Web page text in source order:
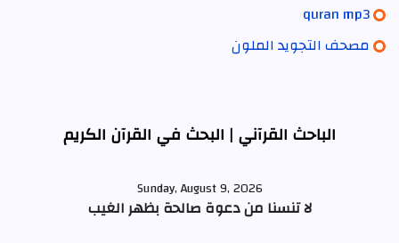
quran mp3
مصحف التجويد الملون
الباحث القرآني | البحث في القرآن الكريم
Sunday, August 9, 2026
لا تنسنا من دعوة صالحة بظهر الغيب